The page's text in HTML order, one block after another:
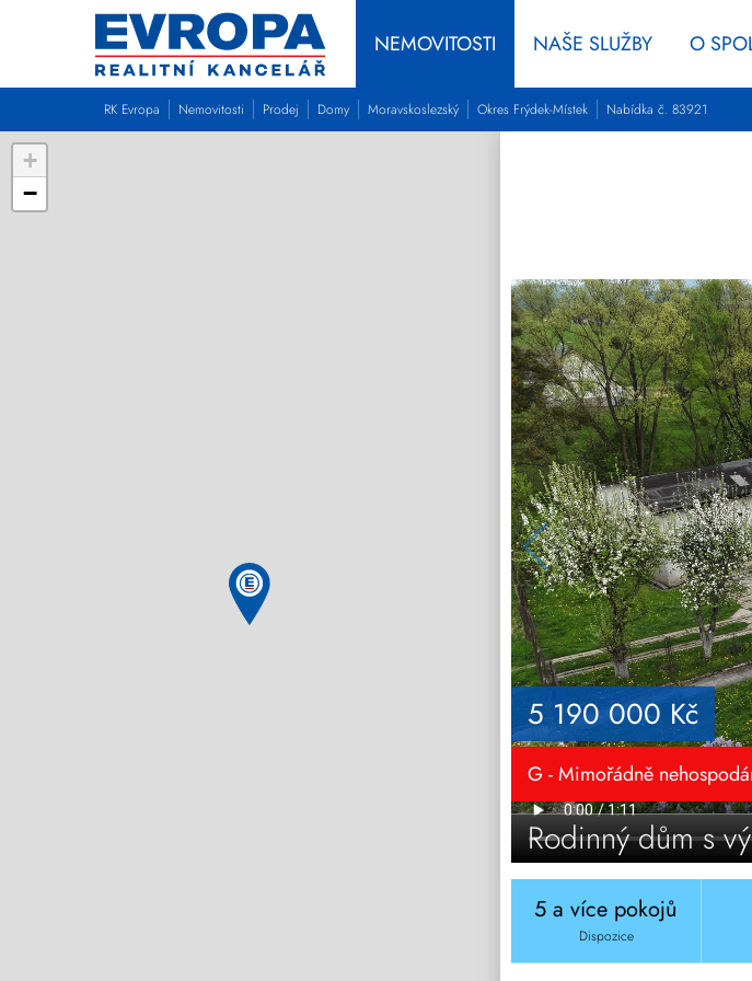
NEMOVITOSTI NAŠE SLUŽBY O
RK Evropa Nemovitosti Prodej Domy Moravskoslezský Okres Frýdek-Místek Nabídka č. 83921
+
−
5 190 000 Kč
G - Mimořádně
Rodinný dům s
5 a více pokojů
Dispozice